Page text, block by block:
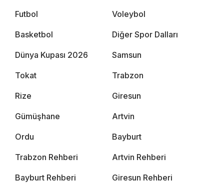
Futbol Voleybol
Basketbol Diğer Spor Dalları
Dünya Kupası 2026 Samsun
Tokat Trabzon
Rize Giresun
Gümüşhane Artvin
Ordu Bayburt
Trabzon Rehberi Artvin Rehberi
Bayburt Rehberi Giresun Rehberi